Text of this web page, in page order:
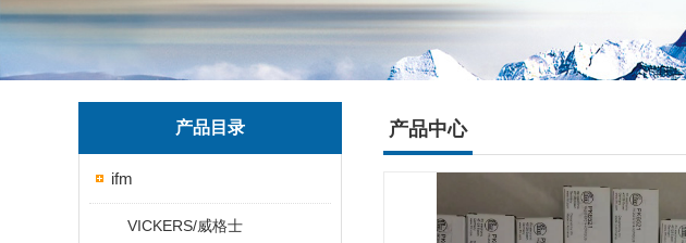
产品目录
ifm
VICKERS/威格士
产品中心